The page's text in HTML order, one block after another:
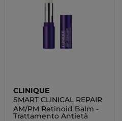
CLINIQUE
SMART CLINICAL REPAIR
AM/PM Retinoid Balm -
Trattamento Antietà